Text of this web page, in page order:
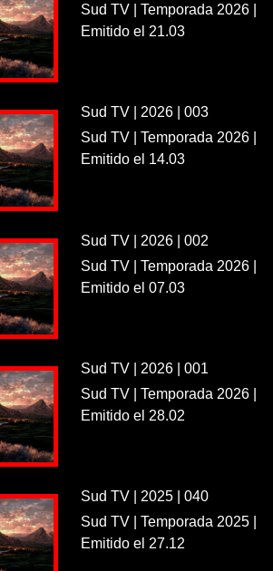
Sud TV | Temporada 2026 |
Emitido el 21.03
Sud TV | 2026 | 003
Sud TV | Temporada 2026 |
Emitido el 14.03
Sud TV | 2026 | 002
Sud TV | Temporada 2026 |
Emitido el 07.03
Sud TV | 2026 | 001
Sud TV | Temporada 2026 |
Emitido el 28.02
Sud TV | 2025 | 040
Sud TV | Temporada 2025 |
Emitido el 27.12